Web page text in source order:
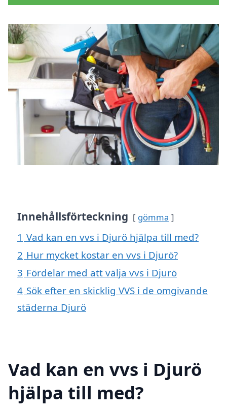
Innehållsförteckning gömma
1 Vad kan en vvs i Djurö hjälpa till med?
2 Hur mycket kostar en vvs i Djurö?
3 Fördelar med att välja vvs i Djurö
4 Sök efter en skicklig VVS i de omgivande
städerna Djurö
Vad kan en vvs i Djurö
hjälpa till med?